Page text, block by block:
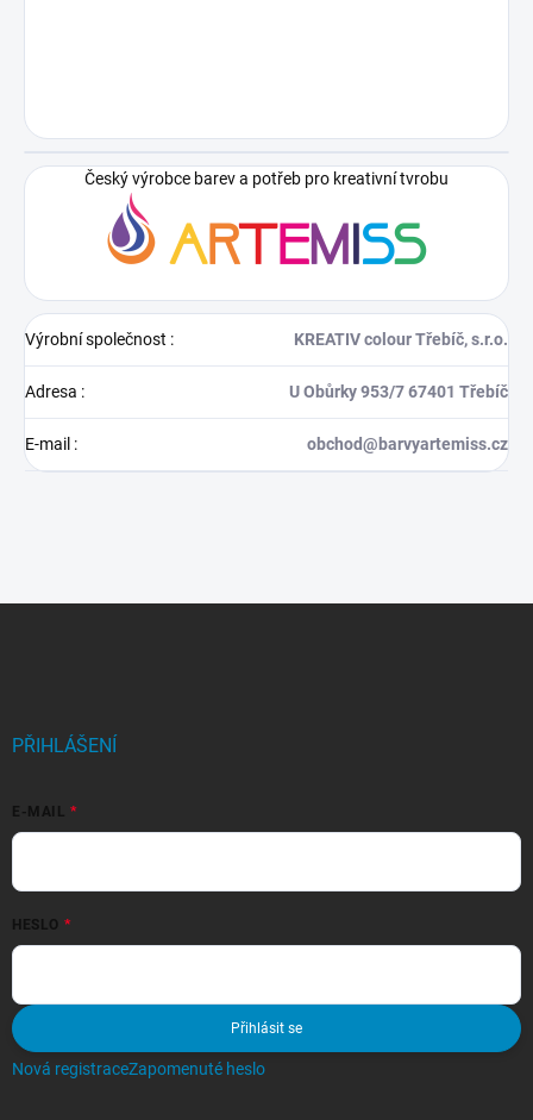
Český výrobce barev a potřeb pro kreativní tvrobu
Výrobní společnost : KREATIV colour Třebíč, s.r.o.
Adresa : U Obůrky 953/7 67401 Třebíč
E-mail : obchod@barvyartemiss.cz
PŘIHLÁŠENÍ
E-MAIL
HESLO
Přihlásit se
Nová registraceZapomenuté heslo